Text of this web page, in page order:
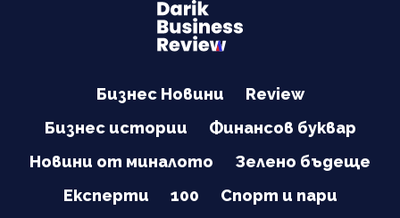
Бизнес Новини
Review
Бизнес истории
Финансов буквар
Новини от миналото
Зелено бъдеще
Експерти
100
Спорт и пари